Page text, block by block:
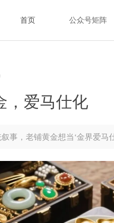
公众号矩阵
首页
，爱马仕化
事，老铺黄金想当‘金界爱马